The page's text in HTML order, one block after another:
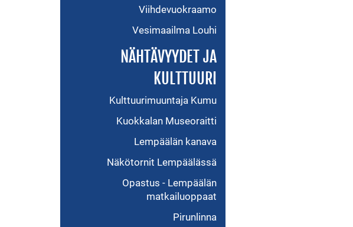
Viihdevuokraamo
Vesimaailma Louhi
NÄHTÄVYYDET JA
KULTTUURI
Kulttuurimuuntaja Kumu
Kuokkalan Museoraitti
Lempäälän kanava
Näkötornit Lempäälässä
Opastus - Lempäälän
matkailuoppaat
Pirunlinna